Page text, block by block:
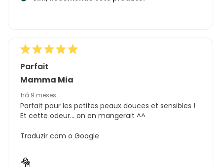
Parfait
Mamma Mia
há 9 meses
Parfait pour les petites peaux douces et sensibles !
Et cette odeur… on en mangerait ^^
Traduzir com o Google